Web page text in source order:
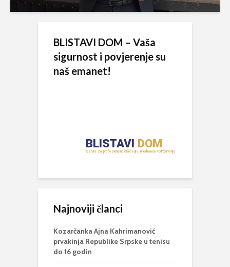
BLISTAVI DOM – Vaša
sigurnost i povjerenje su
naš emanet!
Najnoviji članci
Kozarčanka Ajna Kahrimanović
prvakinja Republike Srpske u tenisu
do 16 godin